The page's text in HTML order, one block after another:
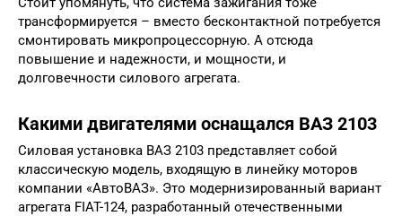
трансформируется – вместо бесконтактной потребуется
смонтировать микропроцессорную. А отсюда
повышение и надежности, и мощности, и
долговечности силового агрегата.
Какими двигателями оснащался ВАЗ 2103
Силовая установка ВАЗ 2103 представляет собой
классическую модель, входящую в линейку моторов
компании «АвтоВАЗ». Это модернизированный вариант
агрегата FIAT-124, разработанный отечественными